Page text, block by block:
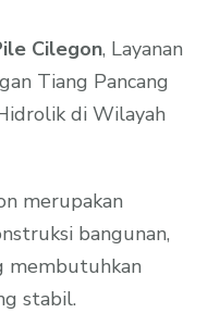
Cilegon, Layanan
Tiang Pancang
di Wilayah
merupakan
bangunan,
membutuhkan
stabil.